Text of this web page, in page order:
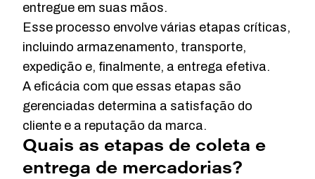
entregue em suas mãos.
Esse processo envolve várias etapas críticas,
incluindo armazenamento, transporte,
expedição e, finalmente, a entrega efetiva.
A eficácia com que essas etapas são
gerenciadas determina a satisfação do
cliente e a reputação da marca.
Quais as etapas de coleta e
entrega de mercadorias?